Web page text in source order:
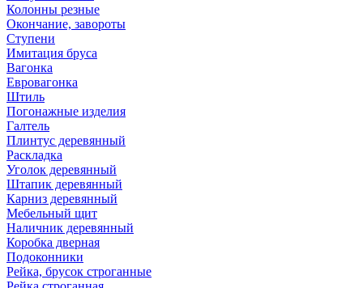
Колонны резные
Окончание, завороты
Ступени
Имитация бруса
Вагонка
Евровагонка
Штиль
Погонажные изделия
Галтель
Плинтус деревянный
Раскладка
Уголок деревянный
Штапик деревянный
Карниз деревянный
Мебельный щит
Наличник деревянный
Коробка дверная
Подоконники
Рейка, брусок строганные